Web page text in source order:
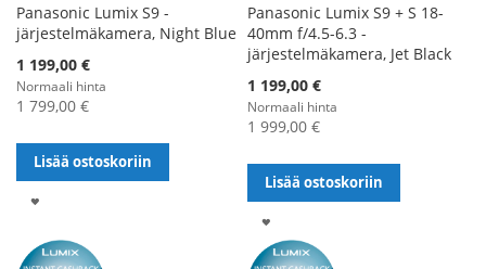
Panasonic Lumix S9 -
järjestelmäkamera, Night Blue
Alennushinta
1 199,00 €
Normaali hinta
1 799,00 €
Lisää ostoskoriin
TOIVELISTALLE
Panasonic Lumix S9 + S 18-
40mm f/4.5-6.3 -
järjestelmäkamera, Jet Black
1 199,00 €
Normaali hinta
1 999,00 €
Lisää ostoskoriin
TOIVELISTALLE